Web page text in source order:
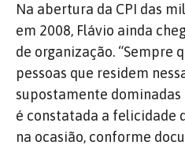
Na abertura da CPI das
em 2008, Flávio ainda
de organização. “Sempre
pessoas que residem
supostamente
é constatada a felicidade
na ocasião, conforme